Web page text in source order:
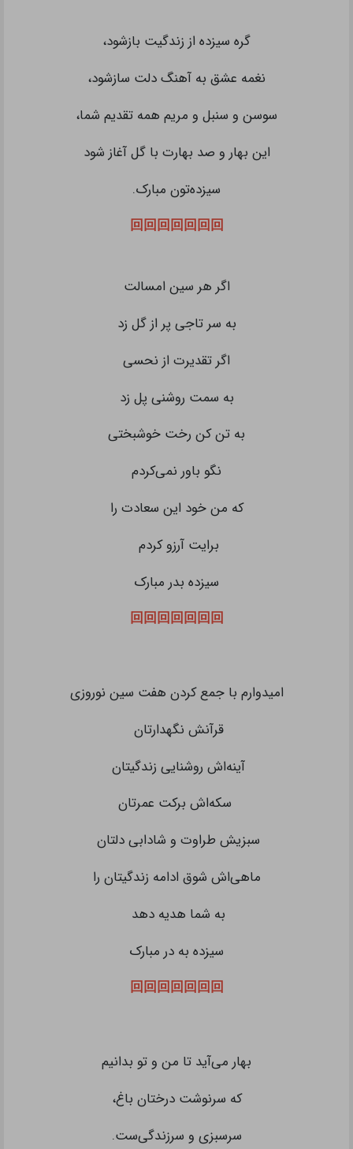
گره سیزده از زندگیت بازشود،
نغمه عشق به آهنگ دلت سازشود،
سوسن و سنبل و مریم همه تقدیم شما،
این بهار و صد بهارت با گل آغاز شود
سیزده‌تون مبارک.
回回回回回回回
اگر هر سین امسالت
به سر تاجی پر از گل زد
اگر تقدیرت از نحسی
به سمت روشنی پل زد
به تن کن رخت خوشبختی
نگو باور نمی‌کردم
که من خود این سعادت را
برایت آرزو کردم
سیزده بدر مبارک
回回回回回回回
امیدوارم با جمع کردن هفت سین نوروزی
قرآنش نگهدارتان
آینه‌اش روشنایی زندگیتان
سکه‌اش برکت عمرتان
سبزیش طراوت و شادابی دلتان
ماهی‌اش شوق ادامه زندگیتان را
به شما هدیه دهد
سیزده به در مبارک
回回回回回回回
بهار می‌آید تا من و تو بدانیم
که سرنوشت درختان باغ،
سرسبزی و سرزندگی‌ست.